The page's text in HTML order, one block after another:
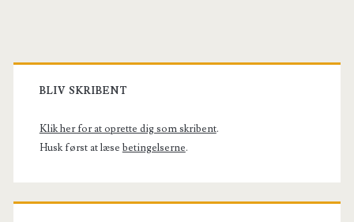
Primary
Sidebar
BLIV SKRIBENT
Klik her for at oprette dig som skribent.
Husk først at læse betingelserne.